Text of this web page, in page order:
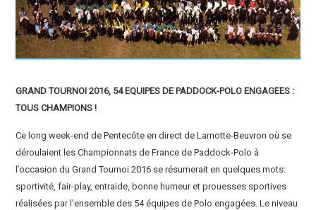
GRAND TOURNOI 2016, 54 EQUIPES DE PADDOCK-POLO ENGAGEES :
TOUS CHAMPIONS !
Ce long week-end de Pentecôte en direct de Lamotte-Beuvron où se
déroulaient les Championnats de France de Paddock-Polo à
l’occasion du Grand Tournoi 2016 se résumerait en quelques mots:
sportivité, fair-play, entraide, bonne humeur et prouesses sportives
réalisées par l’ensemble des 54 équipes de Polo engagées. Le niveau